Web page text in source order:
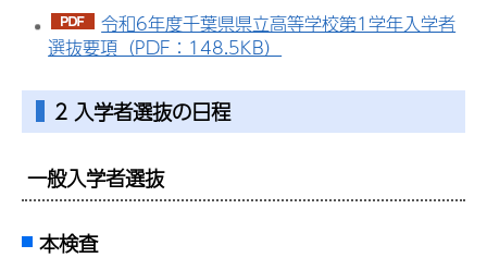
令和6年度千葉県県立高等学校第1学年入学者
選抜要項（PDF：148.5KB）
2 入学者選抜の日程
一般入学者選抜
本検査